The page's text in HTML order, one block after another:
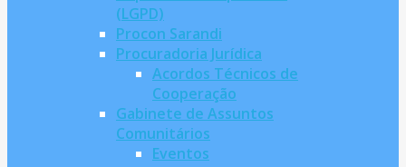
(LGPD)
Procon Sarandi
Procuradoria Jurídica
Acordos Técnicos de
Cooperação
Gabinete de Assuntos
Comunitários
Eventos